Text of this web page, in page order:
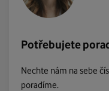
Potřebujete
Nechte nám na sebe
poradíme.